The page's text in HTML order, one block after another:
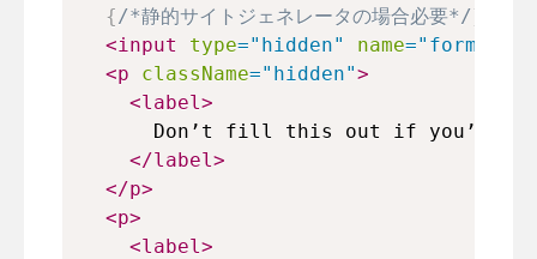
{ /*静的サイトジェネレータの場合必要*/}
<input type=" hidden" name=" form-name
<p className=" hidden">
<label >
Don’t fill this out if you’re
</label >
</p>
<p>
<label >